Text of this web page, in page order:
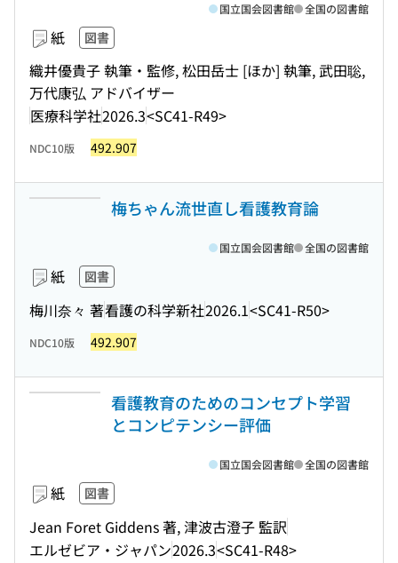
紙 図書
織井優貴子 執筆・監修, 松田岳士 [ほか] 執筆, 武田聡,
万代康弘 アドバイザー
医療科学社2026.3<SC41-R49>
国立国会図書館 全国の図書館
NDC10版 492.907
梅ちゃん流世直し看護教育論
紙 図書
梅川奈々 著看護の科学新社2026.1<SC41-R50>
国立国会図書館 全国の図書館
NDC10版 492.907
看護教育のためのコンセプト学習
とコンピテンシー評価
紙 図書
Jean Foret Giddens 著, 津波古澄子 監訳
エルゼビア・ジャパン2026.3<SC41-R48>
国立国会図書館 全国の図書館